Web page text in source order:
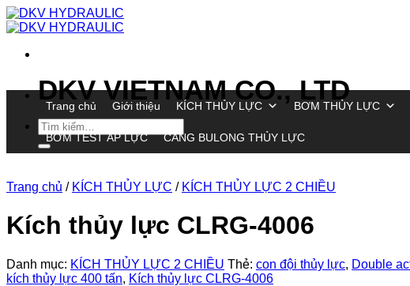
Chuyển
đến
dung
DKV VIETNAM CO., LTD
Tìm
kiếm:
Trang chủ Giới thiệu KÍCH THỦY LỰC BƠM THỦY LỰC
BƠM TEST ÁP LỰC CĂNG BULONG THỦY LỰC
Trang chủ / KÍCH THỦY LỰC / KÍCH THỦY LỰC 2 CHIỀU
Kích thủy lực CLRG-4006
Danh mục: KÍCH THỦY LỰC 2 CHIỀU Thẻ: con đội thủy lực, Double
kích thủy lực 400 tấn, Kích thủy lực CLRG-4006